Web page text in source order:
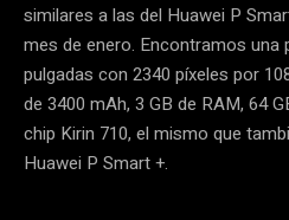
similares a las del Huawei P
mes de enero. Encontramos una
pulgadas con 2340 píxeles por
de 3400 mAh, 3 GB de RAM, 64
chip Kirin 710, el mismo que
Huawei P Smart +.